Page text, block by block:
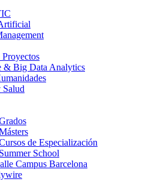
& Big Data Analytics
Salud
de Especialización
School
Campus Barcelona